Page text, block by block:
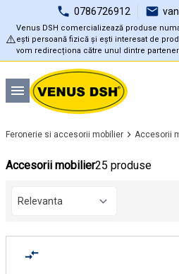
0786726912
⚠️
Venus DSH comercializează produse
ești persoană fizică și ești interesat de
vom redirecționa către unul dintre
Feronerie si accesorii mobilier Accesorii
Accesorii mobilier25 produse